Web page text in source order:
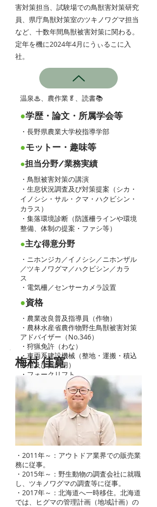
害対策担当、試験場での鳥獣害対策研究
員、県庁鳥獣対策室のツキノワグマ担当
など、十数年間鳥獣被害対策に関わる。
定年を機に2024年4月にうぃるこに入
社。
温泉♨、農作業🥬、読書📚
●学歴・論文・所属学会等
・長野県農業大学校指導学部
●モットー・趣味等
●担当分野/業務実績
・鳥獣被害対策の講演
・生息状況調査及び対策提案（シカ・
イノシシ・サル・クマ・ハクビシン・
カラス）
・集落環境診断（防護柵ラインや環境
整備、体制の提案・ファシ等）
●主な得意分野
・ニホンジカ／イノシシ／ニホンザル
／ツキノワグマ／ハクビシン／カラ
ス
・電気柵／センサーカメラ設置
●資格
・農業改良普及指導員（作物）
・農林水産省農作物野生鳥獣被害対策
アドバイザー（No.346）
・狩猟免許（わな）
・車両系建設機械（整地・運搬・積込
み用及び掘削用）
・フォークリフト
梅村 佳寛
・2011年～：アウトドア業界での販売業
務に従事。
・2015年～：野生動物の調査会社に就職
し、ツキノワグマの調査等に従事。
・2017年～：北海道へ一時移住。北海道
では、ヒグマの管理計画（地域計画）の